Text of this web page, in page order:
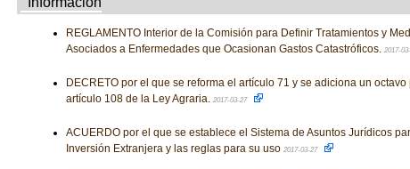
REGLAMENTO Interior de la Comisión para Definir Tratamientos y
Asociados a Enfermedades que Ocasionan Gastos Catastróficos. 2017-
DECRETO por el que se reforma el artículo 71 y se adiciona un octavo
artículo 108 de la Ley Agraria. 2017-03-27
ACUERDO por el que se establece el Sistema de Asuntos Jurídicos
Inversión Extranjera y las reglas para su uso 2017-03-27